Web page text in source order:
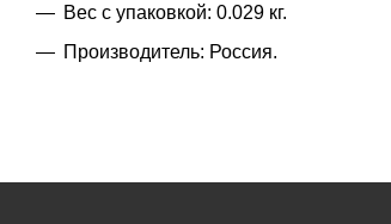
Вес с упаковкой: 0.029 кг.
Производитель: Россия.